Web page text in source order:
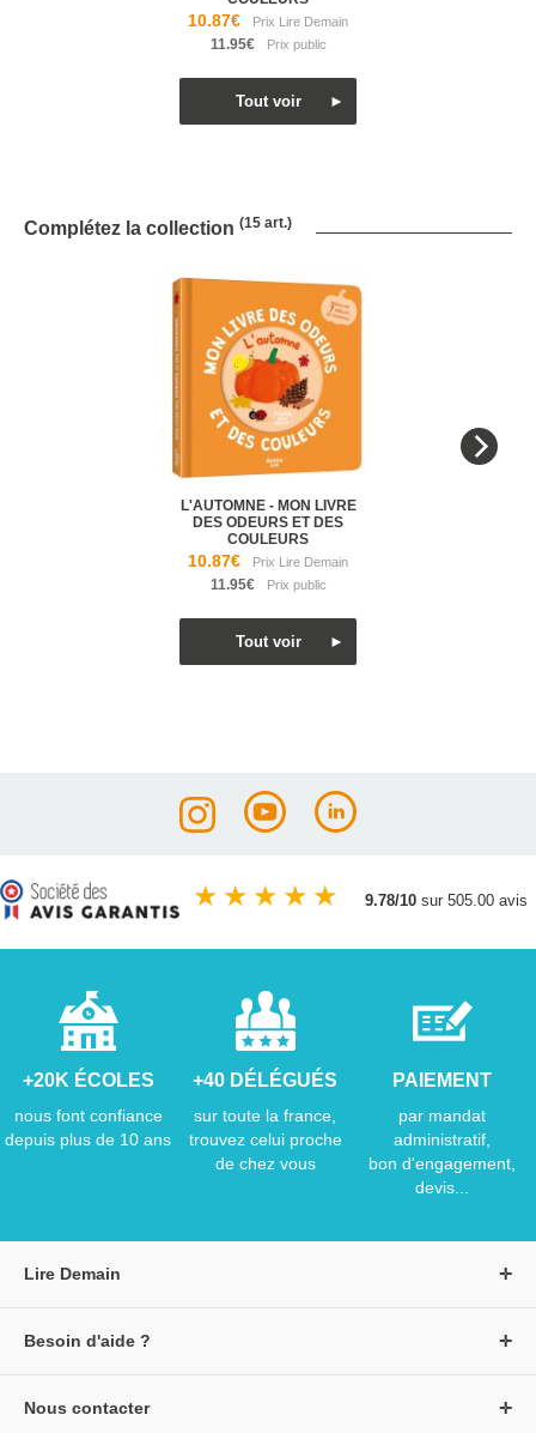
10.87€
11.95€
Complétez la collection (15 art.)
L'AUTOMNE - MON LIVRE
DES ODEURS ET DES
COULEURS
10.87€
11.95€
★ ★ ★ ★ ★ 9.78/10 sur 505.00 avis
+20K ÉCOLES
nous font confiance
depuis plus de 10 ans
+40 DÉLÉGUÉS
sur toute la france,
trouvez celui proche
de chez vous
PAIEMENT
par mandat
administratif,
bon d'engagement,
devis...
Lire Demain
Besoin d'aide ?
Nous contacter